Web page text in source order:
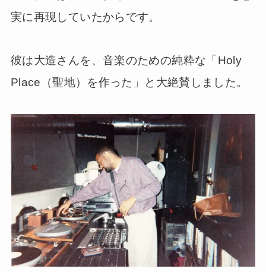
実に再現していたからです。
彼は大造さんを、音楽のための純粋な「Holy
Place（聖地）を作った」と大絶賛しました。